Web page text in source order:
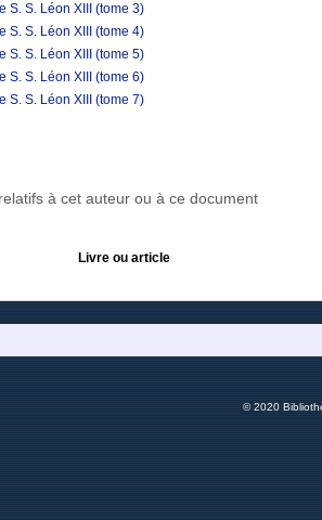
S. S. Léon XIII (tome 3)
S. S. Léon XIII (tome 4)
S. S. Léon XIII (tome 5)
S. S. Léon XIII (tome 6)
S. S. Léon XIII (tome 7)
à cet auteur ou à ce document
Livre ou article
© 2020